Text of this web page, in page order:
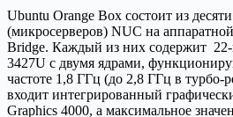
Ubuntu Orange Box состоит из
(микросерверов) NUC на
Bridge. Каждый из них содержит
3427U с двумя ядрами,
частоте 1,8 ГГц (до 2,8 ГГц в турбо-
входит интегрированный
Graphics 4000, а максимальное